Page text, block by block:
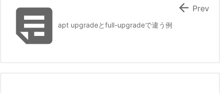
apt upgradeとfull-upgradeで違う例
 Prev